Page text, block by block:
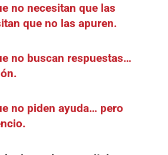
no necesitan que las
que no las apuren.
no buscan respuestas…
no piden ayuda… pero